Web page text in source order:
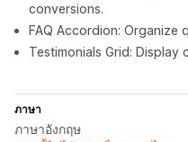
conversions.
FAQ Accordion: Organize
Testimonials Grid: Display
ภาษา
ภาษาอังกฤษ